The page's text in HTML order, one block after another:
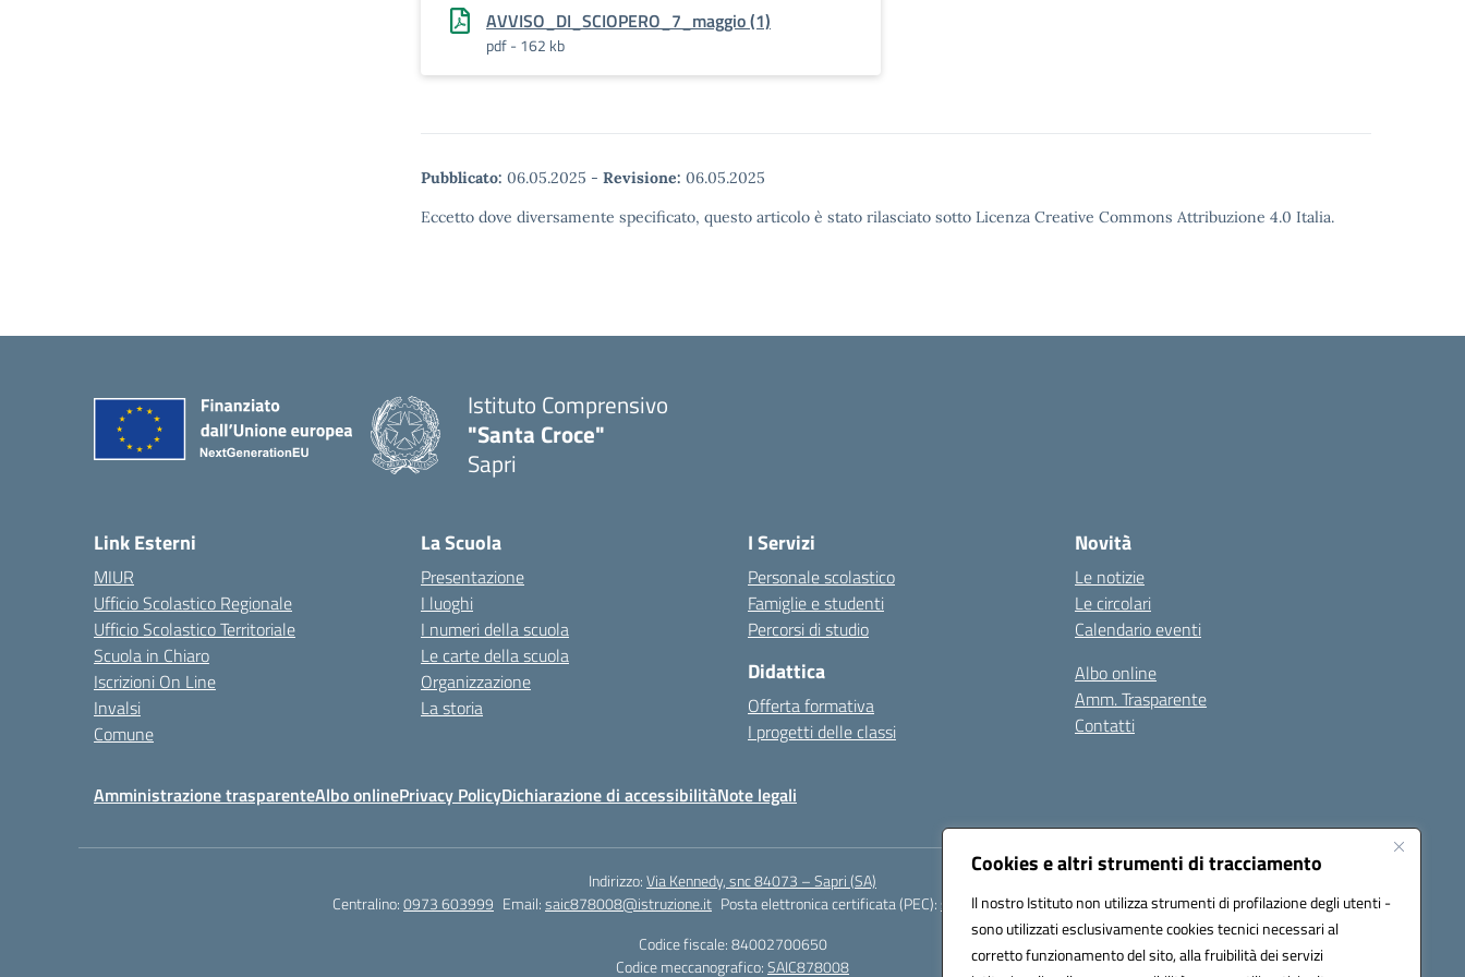
Cookies e altri strumenti di tracciamento
Il nostro Istituto non utilizza strumenti di profilazione degli utenti -
sono utilizzati esclusivamente cookies tecnici necessari al
corretto funzionamento del sito, alla fruibilità dei servizi
AVVISO_DI_SCIOPERO_7_maggio (1)
pdf - 162 kb
Pubblicato: 06.05.2025 - Revisione: 06.05.2025
Eccetto dove diversamente specificato, questo articolo è stato rilasciato sotto Licenza Creative Commons Attribuzione 4.0 Italia.
Istituto Comprensivo
"Santa Croce"
Sapri
Link Esterni
MIUR
Ufficio Scolastico Regionale
Ufficio Scolastico Territoriale
Scuola in Chiaro
Iscrizioni On Line
Invalsi
Comune
La Scuola
Presentazione
I luoghi
I numeri della scuola
Le carte della scuola
Organizzazione
La storia
I Servizi
Personale scolastico
Famiglie e studenti
Percorsi di studio
Didattica
Offerta formativa
I progetti delle classi
Novità
Le notizie
Le circolari
Calendario eventi
Albo online
Amm. Trasparente
Contatti
Amministrazione trasparenteAlbo onlinePrivacy PolicyDichiarazione di accessibilitàNote legali
Indirizzo:Via Kennedy, snc 84073 – Sapri (SA)
Centralino:0973 603999 Email:saic878008@istruzione.it Posta elettronica certificata (PEC):saic878008@pec.istruzione.it
Codice fiscale: 84002700650
Codice meccanografico:SAIC878008